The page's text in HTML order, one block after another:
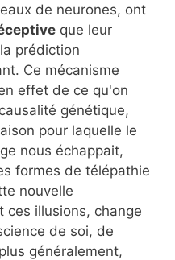
de neurones, ont
que leur
prédiction
Ce mécanisme
effet de ce qu'on
génétique,
pour laquelle le
nous échappait,
formes de télépathie
nouvelle
ces illusions, change
de soi, de
généralement,